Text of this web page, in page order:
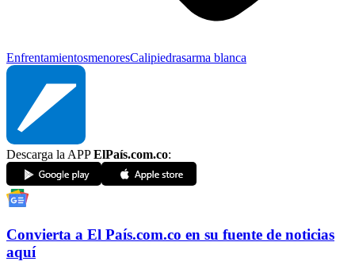
EnfrentamientosmenoresCalipiedrasarma blanca
Descarga la APPElPaís.com.co:
Convierta a El País.com.co en su fuente de noticias
aquí